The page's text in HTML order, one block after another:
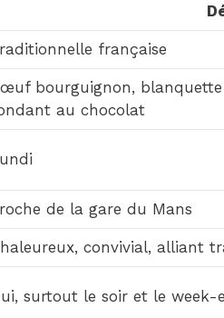
française
bourguignon,
au chocolat
de la gare du Mans
convivial, alliant
surtout le soir et le week-